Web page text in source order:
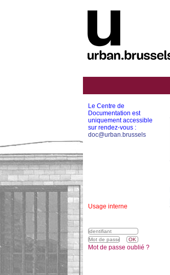
Le Centre de
Documentation est
uniquement accessible
sur rendez-vous :
doc@urban.brussels
Usage interne
Mot de passe oublié ?